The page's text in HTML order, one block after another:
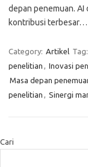
depan penemuan. AI
kontribusi terbesar…
Category: Artikel Tag:
penelitian , Inovasi
Masa depan
penelitian , Sinergi
Cari